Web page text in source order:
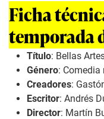
Ficha
temporada
Título: Bellas
Género: Comedia
Creadores:
Escritor: Andrés
Director: Martín